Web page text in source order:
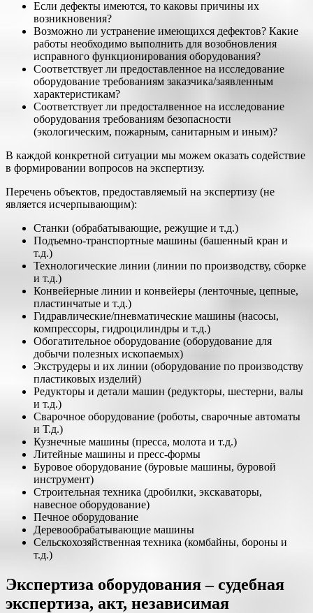
Если дефекты имеются, то каковы причины их
возникновения?
Возможно ли устранение имеющихся дефектов? Какие
работы необходимо выполнить для возобновления
исправного функционирования оборудования?
Соответствует ли предоставленное на исследование
оборудование требованиям заказчика/заявленным
характеристикам?
Соответствует ли предосталвенное на исследование
оборудования требованиям безопасности
(экологическим, пожарным, санитарным и иным)?
В каждой конкретной ситуации мы можем оказать содействие
в формировании вопросов на экспертизу.
Перечень объектов, предоставляемый на экспертизу (не
является исчерпывающим):
Станки (обрабатывающие, режущие и т.д.)
Подъемно-транспортные машины (башенный кран и
т.д.)
Технологические линии (линии по производству, сборке
и т.д.)
Конвейерные линии и конвейеры (ленточные, цепные,
пластинчатые и т.д.)
Гидравлические/пневматические машины (насосы,
компрессоры, гидроцилиндры и т.д.)
Обогатительное оборудование (оборудование для
добычи полезных ископаемых)
Экструдеры и их линии (оборудование по производству
пластиковых изделий)
Редукторы и детали машин (редукторы, шестерни, валы
и т.д.)
Сварочное оборудование (роботы, сварочные автоматы
и Т.д.)
Кузнечные машины (пресса, молота и т.д.)
Литейные машины и пресс-формы
Буровое оборудование (буровые машины, буровой
инструмент)
Строительная техника (дробилки, экскаваторы,
навесное оборудование)
Печное оборудование
Деревообрабатывающие машины
Сельскохозяйственная техника (комбайны, бороны и
т.д.)
Экспертиза оборудования – судебная
экспертиза, акт, независимая